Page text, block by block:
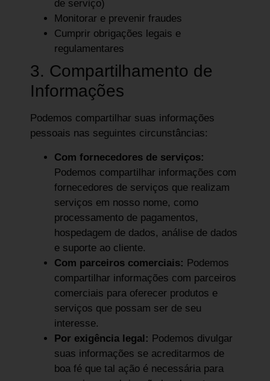
de serviço)
Monitorar e prevenir fraudes
Cumprir obrigações legais e
regulamentares
3. Compartilhamento de
Informações
Podemos compartilhar suas informações
pessoais nas seguintes circunstâncias:
Com fornecedores de serviços:
Podemos compartilhar informações com
fornecedores de serviços que realizam
serviços em nosso nome, como
processamento de pagamentos,
hospedagem de dados, análise de dados
e suporte ao cliente.
Com parceiros comerciais: Podemos
compartilhar informações com parceiros
comerciais para oferecer produtos e
serviços que possam ser de seu
interesse.
Por exigência legal: Podemos divulgar
suas informações se acreditarmos de
boa fé que tal ação é necessária para